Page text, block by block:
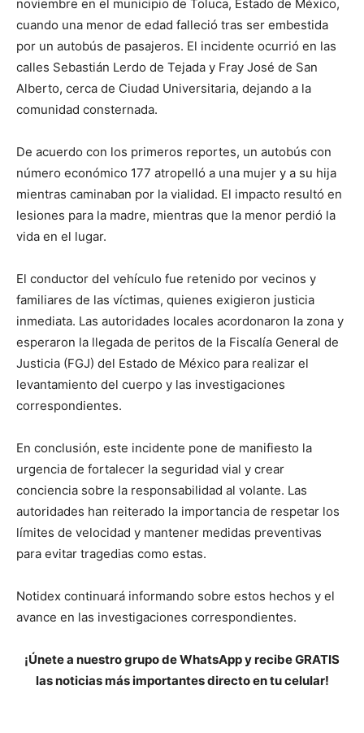
noviembre en el municipio de Toluca, Estado de México,
cuando una menor de edad falleció tras ser embestida
por un autobús de pasajeros. El incidente ocurrió en las
calles Sebastián Lerdo de Tejada y Fray José de San
Alberto, cerca de Ciudad Universitaria, dejando a la
comunidad consternada.
De acuerdo con los primeros reportes, un autobús con
número económico 177 atropelló a una mujer y a su hija
mientras caminaban por la vialidad. El impacto resultó en
lesiones para la madre, mientras que la menor perdió la
vida en el lugar.
El conductor del vehículo fue retenido por vecinos y
familiares de las víctimas, quienes exigieron justicia
inmediata. Las autoridades locales acordonaron la zona y
esperaron la llegada de peritos de la Fiscalía General de
Justicia (FGJ) del Estado de México para realizar el
levantamiento del cuerpo y las investigaciones
correspondientes.
En conclusión, este incidente pone de manifiesto la
urgencia de fortalecer la seguridad vial y crear
conciencia sobre la responsabilidad al volante. Las
autoridades han reiterado la importancia de respetar los
límites de velocidad y mantener medidas preventivas
para evitar tragedias como estas.
Notidex continuará informando sobre estos hechos y el
avance en las investigaciones correspondientes.
¡Únete a nuestro grupo de WhatsApp y recibe GRATIS
las noticias más importantes directo en tu celular!